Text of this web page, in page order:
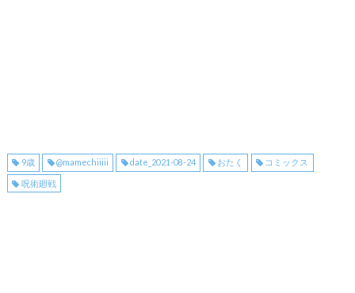
9歳 @mamechiiiii date_2021-08-24 おたく コミックス
呪術廻戦